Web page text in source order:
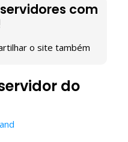
com
o site também
do